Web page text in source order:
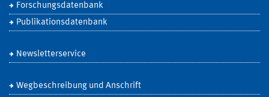
Forschungsdatenbank
Publikationsdatenbank
Newsletterservice
Wegbeschreibung und Anschrift